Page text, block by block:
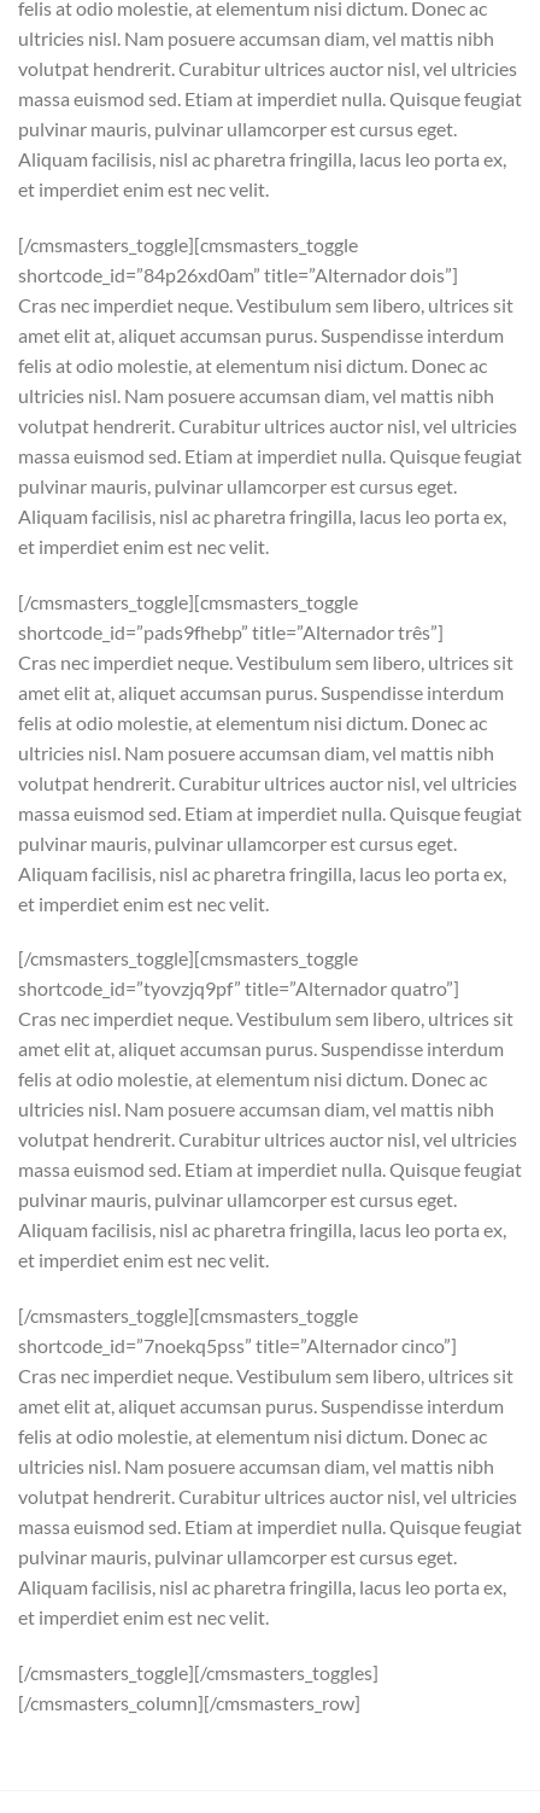
felis at odio molestie, at elementum nisi dictum. Donec ac
ultricies nisl. Nam posuere accumsan diam, vel mattis nibh
volutpat hendrerit. Curabitur ultrices auctor nisl, vel ultricies
massa euismod sed. Etiam at imperdiet nulla. Quisque feugiat
pulvinar mauris, pulvinar ullamcorper est cursus eget.
Aliquam facilisis, nisl ac pharetra fringilla, lacus leo porta ex,
et imperdiet enim est nec velit.
[/cmsmasters_toggle][cmsmasters_toggle
shortcode_id=”84p26xd0am” title=”Alternador dois”]
Cras nec imperdiet neque. Vestibulum sem libero, ultrices sit
amet elit at, aliquet accumsan purus. Suspendisse interdum
felis at odio molestie, at elementum nisi dictum. Donec ac
ultricies nisl. Nam posuere accumsan diam, vel mattis nibh
volutpat hendrerit. Curabitur ultrices auctor nisl, vel ultricies
massa euismod sed. Etiam at imperdiet nulla. Quisque feugiat
pulvinar mauris, pulvinar ullamcorper est cursus eget.
Aliquam facilisis, nisl ac pharetra fringilla, lacus leo porta ex,
et imperdiet enim est nec velit.
[/cmsmasters_toggle][cmsmasters_toggle
shortcode_id=”pads9fhebp” title=”Alternador três”]
Cras nec imperdiet neque. Vestibulum sem libero, ultrices sit
amet elit at, aliquet accumsan purus. Suspendisse interdum
felis at odio molestie, at elementum nisi dictum. Donec ac
ultricies nisl. Nam posuere accumsan diam, vel mattis nibh
volutpat hendrerit. Curabitur ultrices auctor nisl, vel ultricies
massa euismod sed. Etiam at imperdiet nulla. Quisque feugiat
pulvinar mauris, pulvinar ullamcorper est cursus eget.
Aliquam facilisis, nisl ac pharetra fringilla, lacus leo porta ex,
et imperdiet enim est nec velit.
[/cmsmasters_toggle][cmsmasters_toggle
shortcode_id=”tyovzjq9pf” title=”Alternador quatro”]
Cras nec imperdiet neque. Vestibulum sem libero, ultrices sit
amet elit at, aliquet accumsan purus. Suspendisse interdum
felis at odio molestie, at elementum nisi dictum. Donec ac
ultricies nisl. Nam posuere accumsan diam, vel mattis nibh
volutpat hendrerit. Curabitur ultrices auctor nisl, vel ultricies
massa euismod sed. Etiam at imperdiet nulla. Quisque feugiat
pulvinar mauris, pulvinar ullamcorper est cursus eget.
Aliquam facilisis, nisl ac pharetra fringilla, lacus leo porta ex,
et imperdiet enim est nec velit.
[/cmsmasters_toggle][cmsmasters_toggle
shortcode_id=”7noekq5pss” title=”Alternador cinco”]
Cras nec imperdiet neque. Vestibulum sem libero, ultrices sit
amet elit at, aliquet accumsan purus. Suspendisse interdum
felis at odio molestie, at elementum nisi dictum. Donec ac
ultricies nisl. Nam posuere accumsan diam, vel mattis nibh
volutpat hendrerit. Curabitur ultrices auctor nisl, vel ultricies
massa euismod sed. Etiam at imperdiet nulla. Quisque feugiat
pulvinar mauris, pulvinar ullamcorper est cursus eget.
Aliquam facilisis, nisl ac pharetra fringilla, lacus leo porta ex,
et imperdiet enim est nec velit.
[/cmsmasters_toggle][/cmsmasters_toggles]
[/cmsmasters_column][/cmsmasters_row]